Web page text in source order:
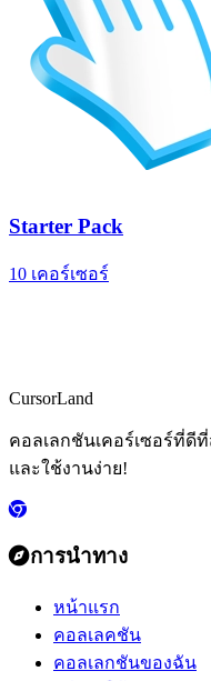
Starter Pack
10 เคอร์เซอร์
CursorLand
คอลเลกชันเคอร์เซอร์ที่ดี
และใช้งานง่าย!
การนำทาง
หน้าแรก
คอลเลคชัน
คอลเลกชันของฉัน